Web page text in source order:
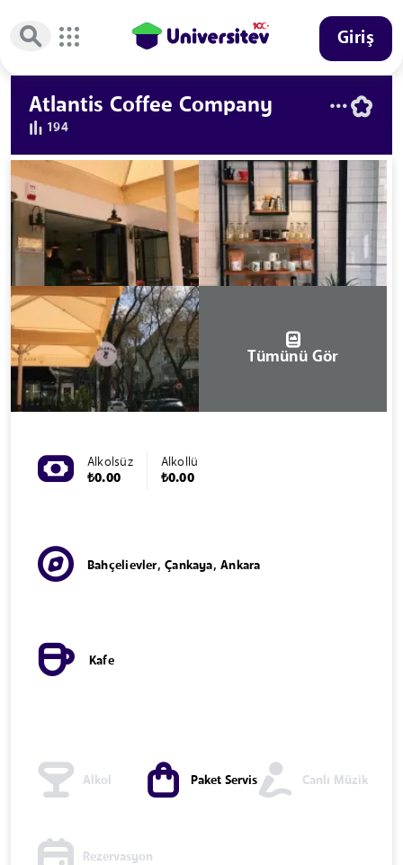
Giriş
Atlantis Coffee Company
194
Tümünü Gör
Alkolsüz
₺0.00
Alkollü
₺0.00
Bahçelievler, Çankaya, Ankara
Kafe
Alkol Paket Servis Canlı Müzik
Rezervasyon